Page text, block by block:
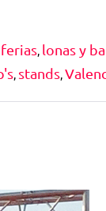
ferias, lonas y
, stands,